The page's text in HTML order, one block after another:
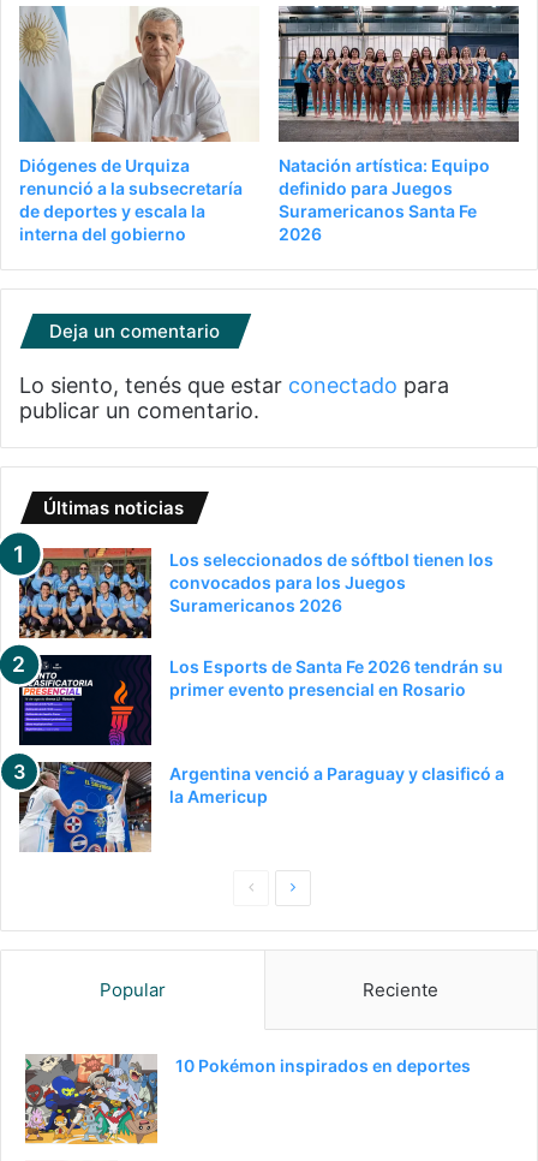
Diógenes de Urquiza
renunció a la subsecretaría
de deportes y escala la
interna del gobierno
Natación artística: Equipo
definido para Juegos
Suramericanos Santa Fe
2026
Deja un comentario
Lo siento, tenés que estar conectado para
publicar un comentario.
Últimas noticias
Los seleccionados de sóftbol tienen los
convocados para los Juegos
Suramericanos 2026
Los Esports de Santa Fe 2026 tendrán su
primer evento presencial en Rosario
Argentina venció a Paraguay y clasificó a
la Americup
PaginaSiguiente
Popular Reciente
10 Pokémon inspirados en deportes